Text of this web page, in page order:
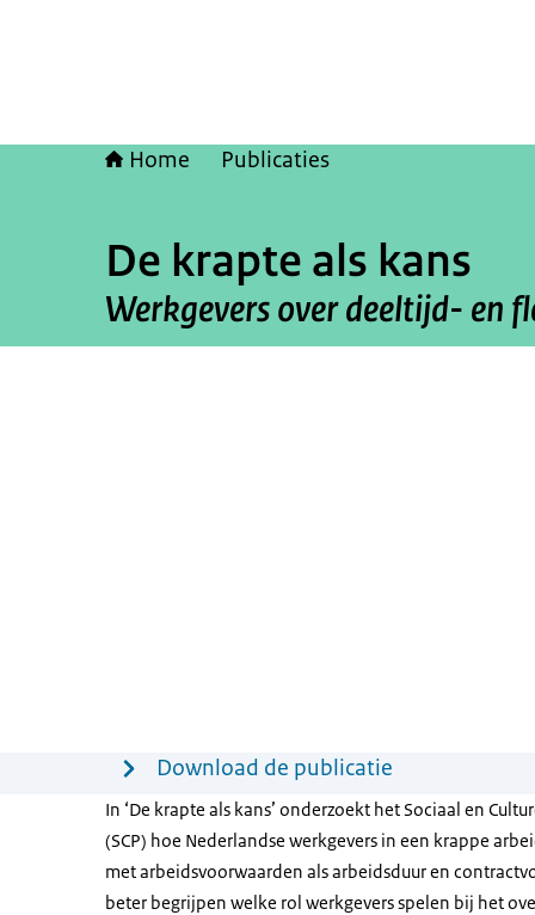
Home Publicaties
De krapte als kans
Werkgevers over deeltijd- en
Download de publicatie
In ‘De krapte als kans’ onderzoekt het Sociaal en
(SCP) hoe Nederlandse werkgevers in een krappe
met arbeidsvoorwaarden als arbeidsduur en
beter begrijpen welke rol werkgevers spelen bij het